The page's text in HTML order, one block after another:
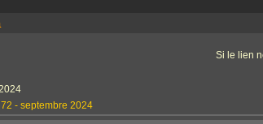
Si le lien
- septembre 2024